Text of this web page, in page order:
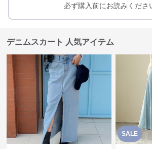
必ず購入前にお読みくださ
デニムスカート 人気アイテム
SALE